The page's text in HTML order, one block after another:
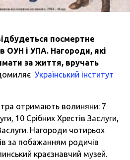
посмертне
ОУН і УПА. Нагороди, які
за життя, вручать
Український інститут
отримають волиняни: 7
10 Срібних Хрестів Заслуги,
Нагороди чотирьох
за побажанням родичів
краєзнавчий музей.